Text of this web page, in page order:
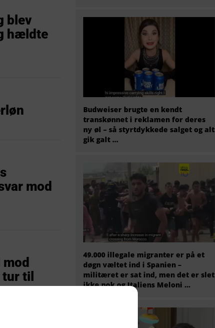
blev
hældte
mod
til
Budweiser brugte en kendt
transkønnet i reklamen for deres
ny øl – så styrtdykkede salget og alt
gik galt …
49.000 illegale migranter er på et
døgn væltet ind i Spanien –
militæret er sat ind, men det er slet
ikke nok og Italiens Meloni ...